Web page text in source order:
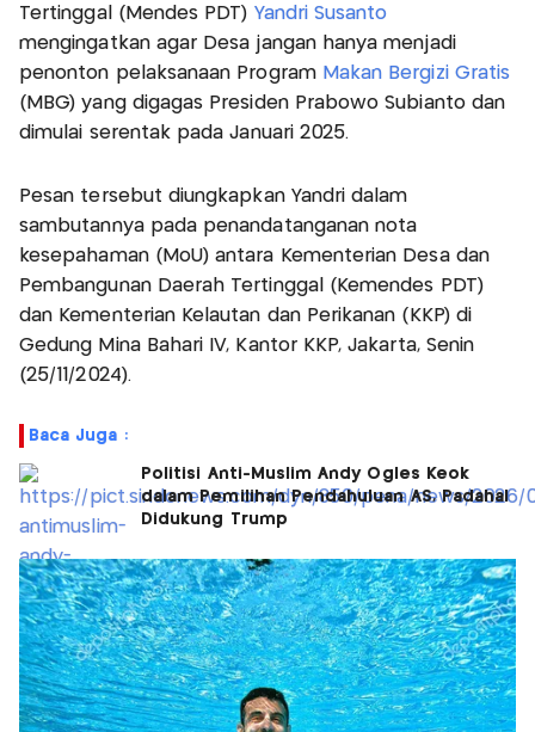
Tertinggal (Mendes PDT) Yandri Susanto
mengingatkan agar Desa jangan hanya menjadi
penonton pelaksanaan Program Makan Bergizi Gratis
(MBG) yang digagas Presiden Prabowo Subianto dan
dimulai serentak pada Januari 2025.
Pesan tersebut diungkapkan Yandri dalam
sambutannya pada penandatanganan nota
kesepahaman (MoU) antara Kementerian Desa dan
Pembangunan Daerah Tertinggal (Kemendes PDT)
dan Kementerian Kelautan dan Perikanan (KKP) di
Gedung Mina Bahari IV, Kantor KKP, Jakarta, Senin
(25/11/2024).
Baca Juga :
Politisi Anti-Muslim Andy Ogles Keok
dalam Pemilihan Pendahuluan AS, Padahal
Didukung Trump